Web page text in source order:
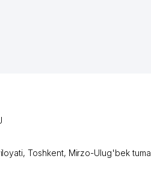
,Toshkent, Mirzo-Ulug'bek